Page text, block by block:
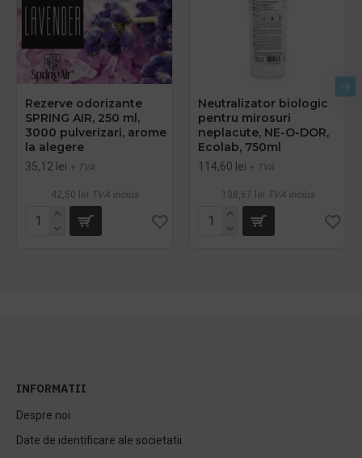
Rezerve odorizante
SPRING AIR, 250 ml,
3000 pulverizari, arome
la alegere
35,12 lei + TVA
42,50 lei TVA inclus
Neutralizator biologic
pentru mirosuri
neplacute, NE-O-DOR,
Ecolab, 750ml
114,60 lei + TVA
138,67 lei TVA inclus
INFORMATII
Despre noi
Date de identificare ale societatii